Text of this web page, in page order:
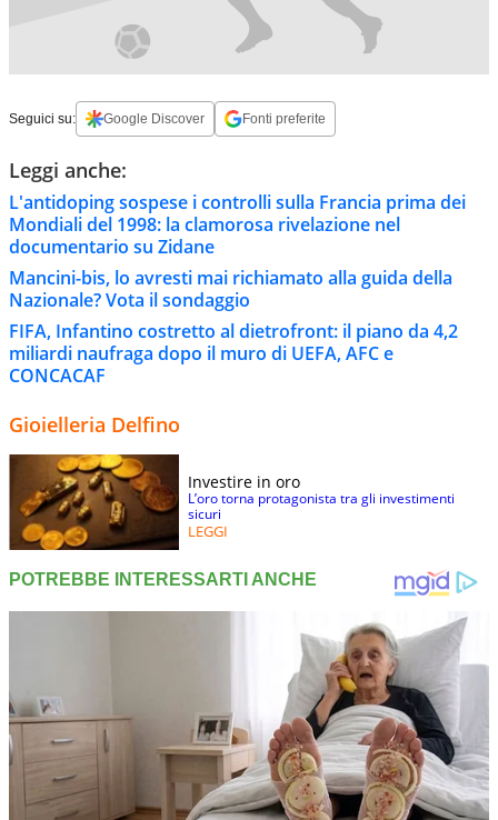
Seguici su: Google Discover Fonti preferite
Leggi anche:
L'antidoping sospese i controlli sulla Francia prima dei
Mondiali del 1998: la clamorosa rivelazione nel
documentario su Zidane
Mancini-bis, lo avresti mai richiamato alla guida della
Nazionale? Vota il sondaggio
FIFA, Infantino costretto al dietrofront: il piano da 4,2
miliardi naufraga dopo il muro di UEFA, AFC e
CONCACAF
Gioielleria Delfino
Investire in oro
L’oro torna protagonista tra gli investimenti
sicuri
LEGGI